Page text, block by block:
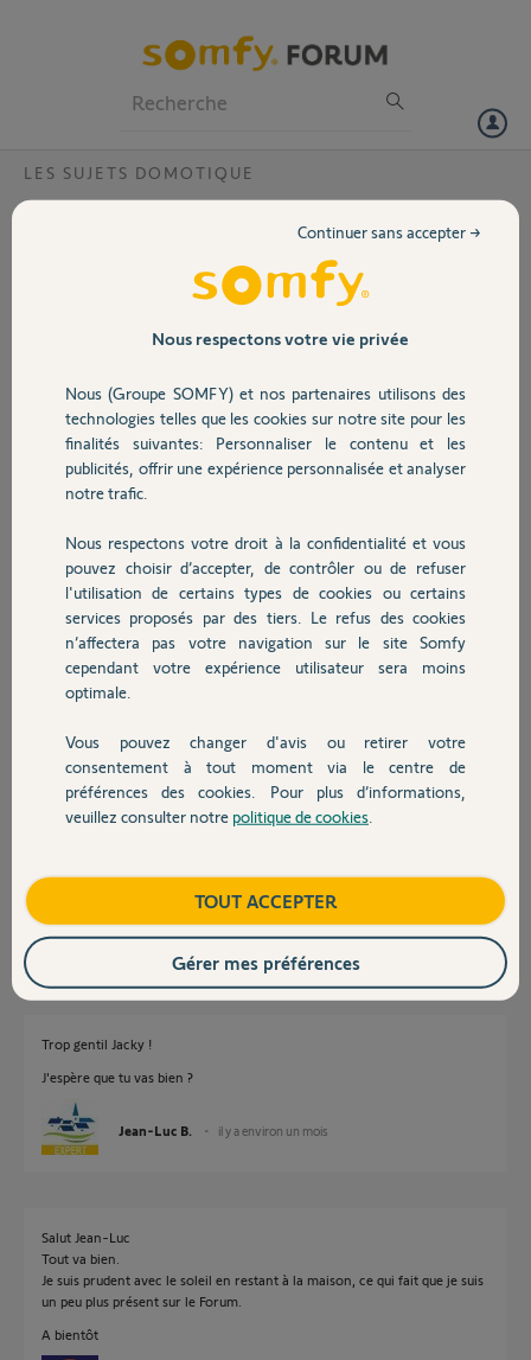
Volet
Sécurité
Domotique
Chauffage
Autres produits
Devis avec un pro
Contact
LES SUJETS DOMOTIQUE
Participer au fil de discussion
Réponses
Vous avez une question ?
Jean-Luc B. il y a environ un mois
Bonjour
Voici la liste de compatibilité. Attention il y des restrictions
JACKY M. il y a environ un mois
Trop gentil Jacky !
J'espère que tu vas bien ?
Jean-Luc B. il y a environ un mois
Salut Jean-Luc
Tout va bien.
Je suis prudent avec le soleil en restant à la maison, ce qui fait que je suis
un peu plus présent sur le Forum.
A bientôt
Nous respectons votre vie privée
Nous (Groupe SOMFY) et nos partenaires utilisons des
technologies telles que les cookies sur notre site pour les
finalités suivantes: Personnaliser le contenu et les
publicités, offrir une expérience personnalisée et analyser
notre trafic.
Nous respectons votre droit à la confidentialité et vous
pouvez choisir d’accepter, de contrôler ou de refuser
l'utilisation de certains types de cookies ou certains
services proposés par des tiers. Le refus des cookies
n’affectera pas votre navigation sur le site Somfy
cependant votre expérience utilisateur sera moins
optimale.
Vous pouvez changer d'avis ou retirer votre
consentement à tout moment via le centre de
préférences des cookies. Pour plus d’informations,
veuillez consulter notre politique de cookies
Continuer sans accepter →
TOUT ACCEPTER
Gérer mes préférences